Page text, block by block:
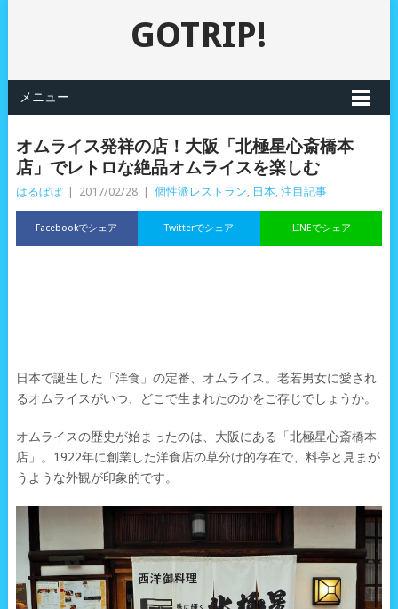
GOTRIP!
メニュー
オムライス発祥の店！大阪「北極星心斎橋本
店」でレトロな絶品オムライスを楽しむ
はるぼぼ 2017/02/28 個性派レストラン, 日本, 注目記事
Facebookでシェア LINEでシェア
Twitterでシェア
日本で誕生した「洋食」の定番、オムライス。老若男女に愛され
るオムライスがいつ、どこで生まれたのかをご存じでしょうか。
オムライスの歴史が始まったのは、大阪にある「北極星心斎橋本
店」。1922年に創業した洋食店の草分け的存在で、料亭と見まが
うような外観が印象的です。